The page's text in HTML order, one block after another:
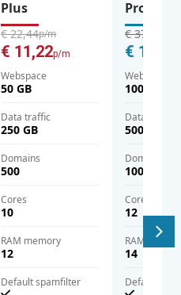
Plus
€ 22,44p/m
€ 11,22p/m
Webspace
50 GB
Data traffic
250 GB
domains
500
cores
10
RAM memory
12
Default spamfilter
Pro
€ 37,43
€ 18,71
Webspace
100 GB
Data traffic
500 GB
domains
1000
cores
12
RAM
14
Default